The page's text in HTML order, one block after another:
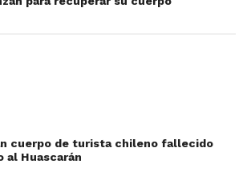
cuerpo de turista chileno fallecido
al Huascarán